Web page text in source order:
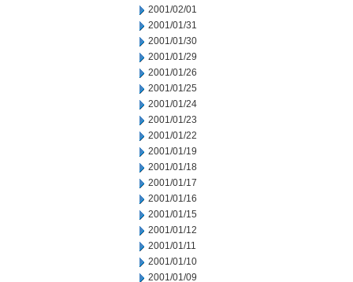
2001/02/01
2001/01/31
2001/01/30
2001/01/29
2001/01/26
2001/01/25
2001/01/24
2001/01/23
2001/01/22
2001/01/19
2001/01/18
2001/01/17
2001/01/16
2001/01/15
2001/01/12
2001/01/11
2001/01/10
2001/01/09